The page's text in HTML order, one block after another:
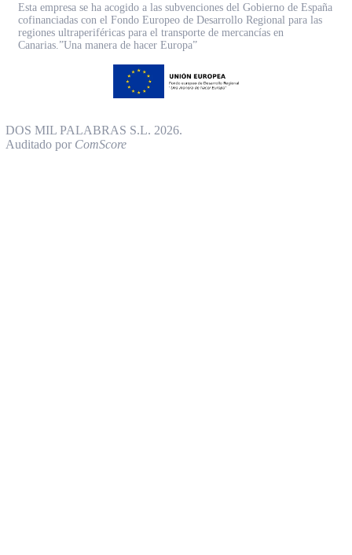
Esta empresa se ha acogido a las subvenciones del Gobierno de España
cofinanciadas con el Fondo Europeo de Desarrollo Regional para las
regiones ultraperiféricas para el transporte de mercancías en
Canarias.”Una manera de hacer Europa”
DOS MIL PALABRAS S.L. 2026.
Auditado por ComScore